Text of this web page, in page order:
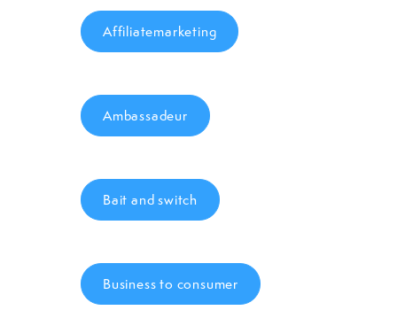
Affiliatemarketing
Ambassadeur
Bait and switch
Business to consumer